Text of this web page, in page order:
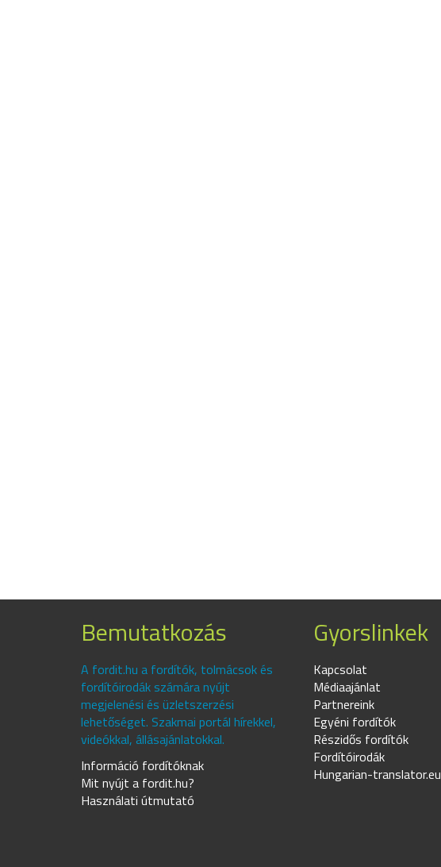
Bemutatkozás
A fordit.hu a fordítók, tolmácsok és
fordítóirodák számára nyújt
megjelenési és üzletszerzési
lehetőséget. Szakmai portál hírekkel,
videókkal, állásajánlatokkal.
Információ fordítóknak
Mit nyújt a fordit.hu?
Használati útmutató
Gyorslinkek
Kapcsolat
Médiaajánlat
Partnereink
Egyéni fordítók
Részidős fordítók
Fordítóirodák
Hungarian-translator.eu